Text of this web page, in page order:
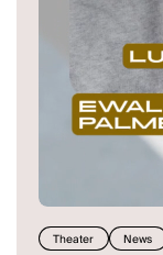
Theater News